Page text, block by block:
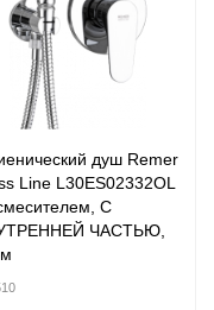
душ Remer
Line L30ES02332OL
С
ЧАСТЬЮ,